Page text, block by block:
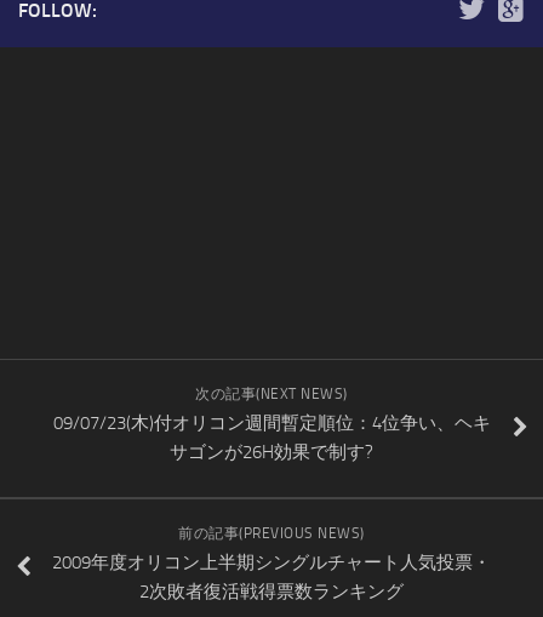
FOLLOW:
次の記事(NEXT NEWS)
09/07/23(木)付オリコン週間暫定順位：4位争い、ヘキ
サゴンが26H効果で制す?
前の記事(PREVIOUS NEWS)
2009年度オリコン上半期シングルチャート人気投票・
2次敗者復活戦得票数ランキング